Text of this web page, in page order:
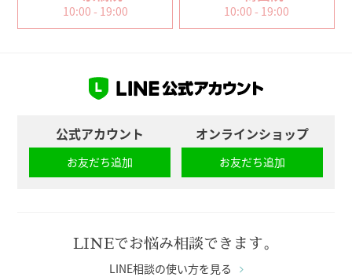
10:00 - 19:00 10:00 - 19:00
公式アカウント
お友だち追加
オンラインショップ
お友だち追加
LINEでお悩み相談できます。
LINE相談の使い方を見る